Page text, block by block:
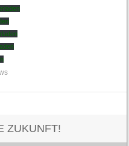
ZUKUNFT!